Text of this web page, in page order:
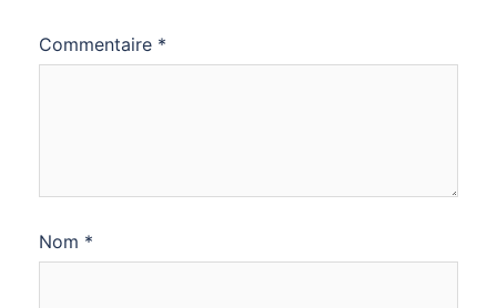
Commentaire *
Nom *